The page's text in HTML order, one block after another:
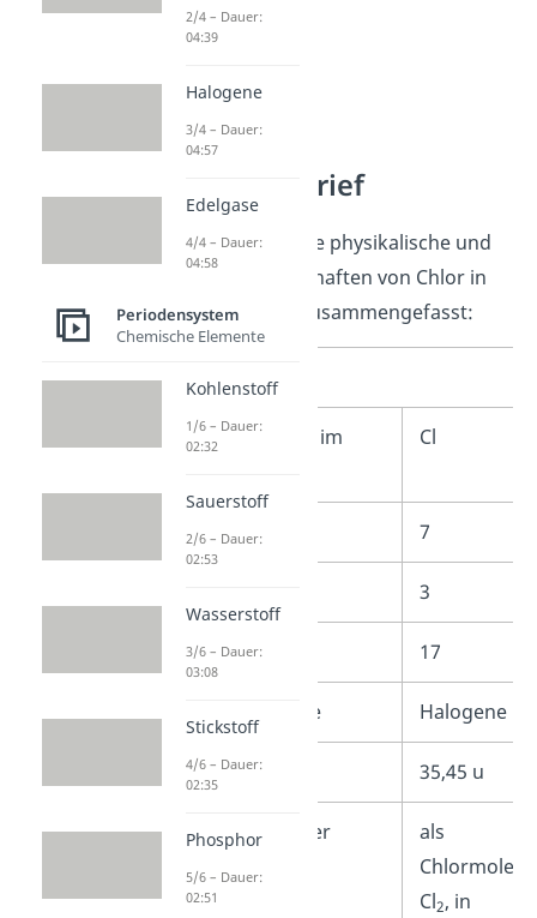
Chlor Steckbrief
Wir haben dir einige physikalische und
chemische Eigenschaften von Chlor in
einem Steckbrief zusammengefasst:
Chlor Steckbrief
Zeichen / Symbol im
Cl
Hauptgruppe 7
3
Ordnungszahl 17
Elementkategorie Halogene
Molare Masse 35,45 u
Vorkommen in der
Natur
als
Cl2, in
2/4 – Dauer:
04:39
Halogene
3/4 – Dauer:
04:57
Edelgase
4/4 – Dauer:
04:58
Periodensystem
Chemische Elemente
Kohlenstoff
1/6 – Dauer:
02:32
Sauerstoff
2/6 – Dauer:
02:53
Wasserstoff
3/6 – Dauer:
03:08
Stickstoff
4/6 – Dauer:
02:35
Phosphor
5/6 – Dauer:
02:51